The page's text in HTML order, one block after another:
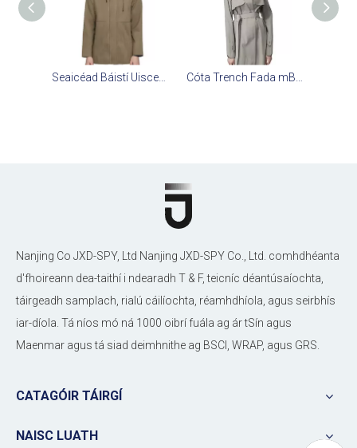
Nanjing Co JXD-SPY, Ltd Nanjing JXD-SPY Co., Ltd. comhdhéanta
d'fhoireann dea-taithí i ndearadh T & F, teicníc déantúsaíochta,
táirgeadh samplach, rialú cáilíochta, réamhdhíola, agus seirbhís
iar-díola. Tá níos mó ná 1000 oibrí fuála ag ár tSín agus
Maenmar agus tá siad deimhnithe ag BSCI, WRAP, agus GRS.
CATAGÓIR TÁIRGÍ
NAISC LUATH